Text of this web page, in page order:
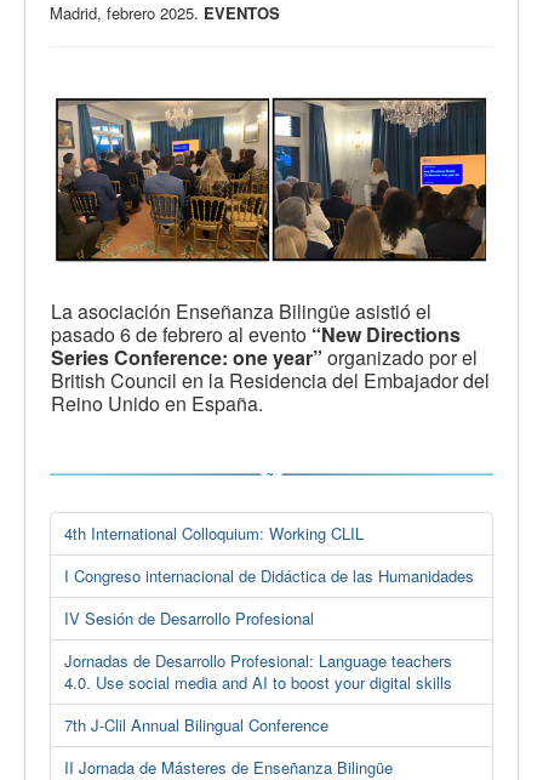
Madrid, febrero 2025. EVENTOS
La asociación Enseñanza Bilingüe asistió el
pasado 6 de febrero al evento “New Directions
Series Conference: one year” organizado por el
British Council en la Residencia del Embajador del
Reino Unido en España.
4th International Colloquium: Working CLIL
I Congreso internacional de Didáctica de las Humanidades
IV Sesión de Desarrollo Profesional
Jornadas de Desarrollo Profesional: Language teachers
4.0. Use social media and AI to boost your digital skills
7th J-Clil Annual Bilingual Conference
II Jornada de Másteres de Enseñanza Bilingüe